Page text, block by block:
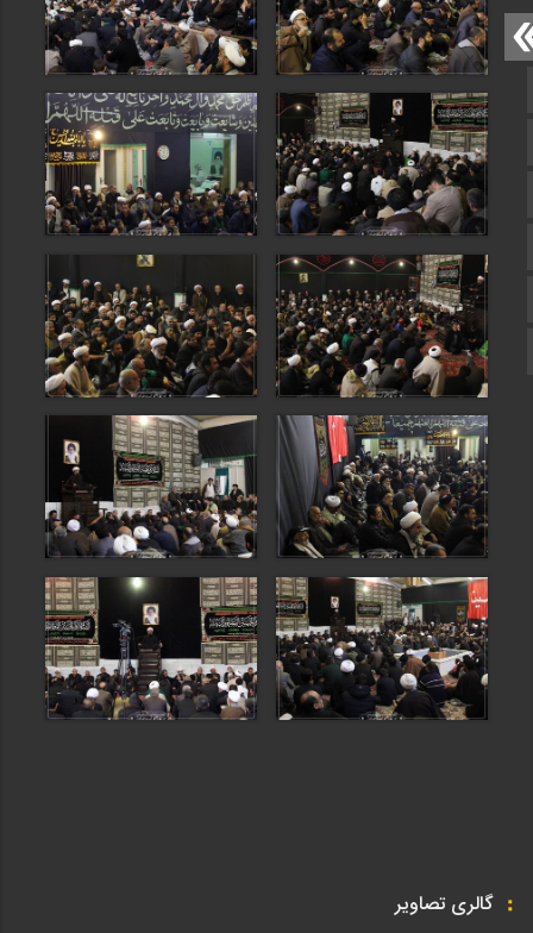
صفحه نخست
تماس با ما
اینستاگرام
گالری تصاویر